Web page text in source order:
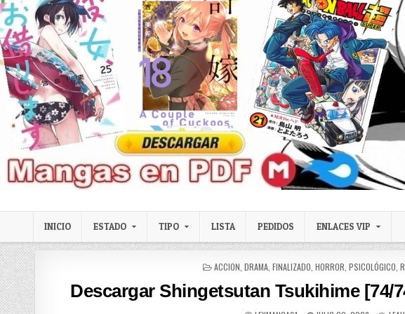
Skip to content
LexMangas
INICIO ESTADO TIPO LISTA PEDIDOS ENLACES VIP
POSTED IN
ACCION ,DRAMA ,FINALIZADO ,HORROR ,PSICOLÓGICO ,
Descargar Shingetsutan Tsukihime [74/